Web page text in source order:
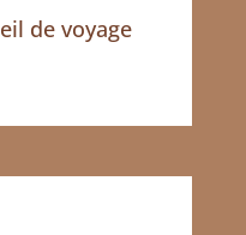
de voyage